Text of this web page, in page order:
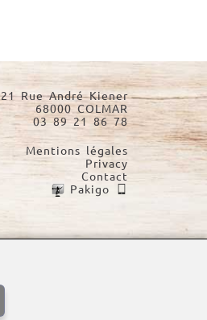
21 Rue André Kiener
68000 COLMAR
03 89 21 86 78
Mentions légales
Privacy
Contact
Pakigo